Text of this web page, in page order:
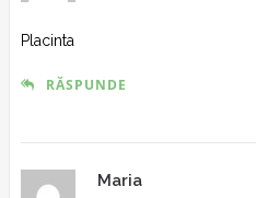
Placinta
RĂSPUNDE
Maria